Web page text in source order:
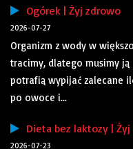
Ogórek | Żyj zdrowo
2026-07-27
Organizm z wody w
tracimy, dlatego musimy ją
potrafią wypijać zalecane
po owoce i...
Dieta bez laktozy |
2026-07-23